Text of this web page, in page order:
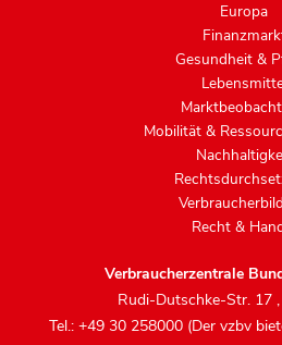
Europa
Gesundheit &
Mobilität &
Recht &
Verbraucherzentrale
Rudi-Dutschke-Str. 17 ,
Tel.: +49 30 258000 (Der vzbv